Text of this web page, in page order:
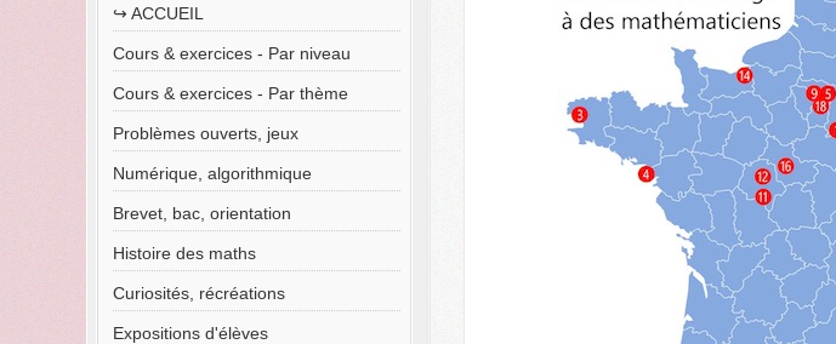
↪︎ ACCUEIL
Cours & exercices - Par niveau
Cours & exercices - Par thème
Problèmes ouverts, jeux
Numérique, algorithmique
Brevet, bac, orientation
Histoire des maths
Curiosités, récréations
Expositions d'élèves